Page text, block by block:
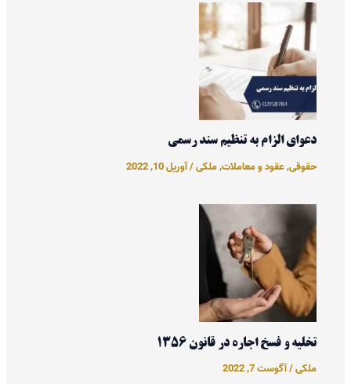
دعوای الزام به تنظیم سند رسمی
حقوقی,عقود و معاملات,ملکی/آوریل 10, 2022
تخلیه و فسخ اجاره در قانون 1356
ملکی/آگوست 7, 2022